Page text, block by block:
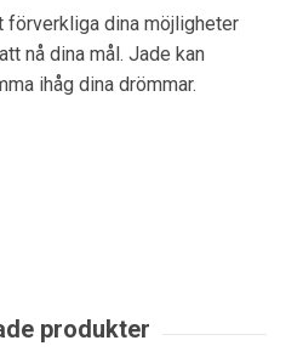
förverkliga dina möjligheter
nå dina mål. Jade kan
ihåg dina drömmar.